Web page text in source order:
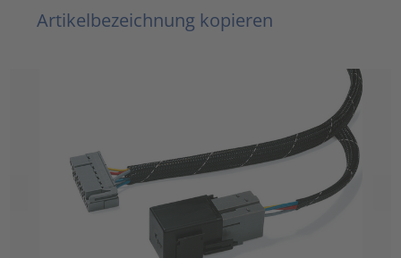
Artikelbezeichnung kopieren